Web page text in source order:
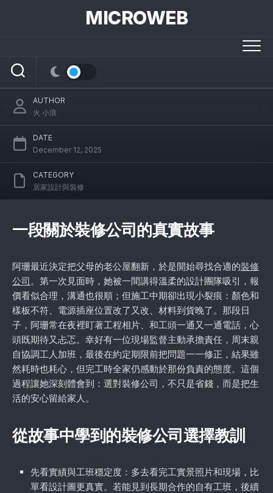
MICROWEB
選擇裝修公司：一段溫暖的故事與寶貴教訓
AUTHOR
火 小浪
DATE
December 12, 2025
CATEGORY
居家設計與裝修
一段關於裝修公司的真實故事
阿珊最近決定把父母的老公屋翻新，於是開始尋找合適的裝修
公司。第一次見面時，她被一間講得溫柔的設計團隊吸引，報
價看似合理，溝通也很順；但施工中期卻出現小裂痕：顏色和
樣板不符、電源插座位置改了又改、材料到貨晚了。那段日
子，阿珊常在夜裡盯著工程相片、和工頭一通又一通電話，心
頭既期待又忐忑。幸好有一位現場監督主動承擔責任，周末親
自協調工人加班，最後在約定期限前把問題一一修正，結果雖
然耗時也耗心，但完工時全家仍感動於那份負責的態度。這個
過程讓她深刻體會到：選對裝修公司，不只是省錢，而是把生
活的安心留給家人。
從故事中學到的裝修公司選擇教訓
先看實績與工班穩定度：多去看完工實景照片和現場，比
單看設計圖更真實。若能見到長期合作的自有工班，後續